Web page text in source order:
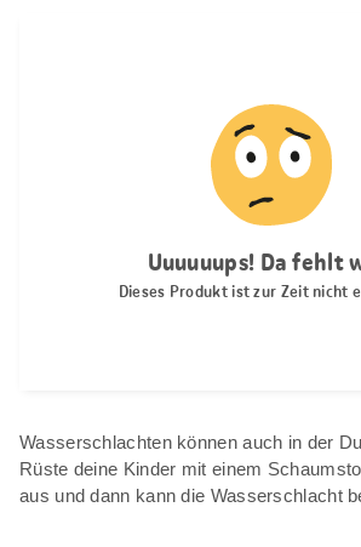
Wasserschlachten können auch in der
Rüste deine Kinder mit einem
aus und dann kann die Wasserschlacht